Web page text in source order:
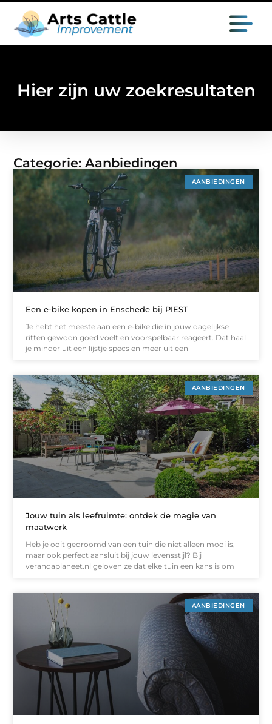
Hier zijn uw zoekresultaten
Categorie: Aanbiedingen
AANBIEDINGEN
Een e-bike kopen in Enschede bij PIEST
Je hebt het meeste aan een e-bike die in jouw dagelijkse
ritten gewoon goed voelt en voorspelbaar reageert. Dat haal
je minder uit een lijstje specs en meer uit een
AANBIEDINGEN
Jouw tuin als leefruimte: ontdek de magie van
maatwerk
Heb je ooit gedroomd van een tuin die niet alleen mooi is,
maar ook perfect aansluit bij jouw levensstijl? Bij
verandaplaneet.nl geloven ze dat elke tuin een kans is om
AANBIEDINGEN